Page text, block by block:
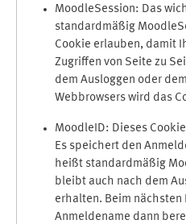
MoodleSession: Das
standardmäßig
Cookie erlauben, damit
Zugriffen von Seite zu
dem Ausloggen oder
Webbrowsers wird das
MoodleID: Dieses
Es speichert den
heißt standardmäßig
bleibt auch nach dem
erhalten. Beim nächsten
Anmeldename dann